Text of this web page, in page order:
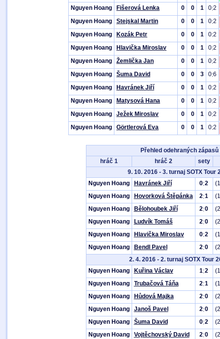
Nguyen Hoang
Fišerová Lenka 0 0 1 0:2
Nguyen Hoang
Stejskal Martin 0 0 1 0:2
Nguyen Hoang
Kozák Petr 0 0 1 0:2
Nguyen Hoang
Hlavička Miroslav 0 0 1 0:2
Nguyen Hoang
Žemlička Jan 0 0 1 0:2
Nguyen Hoang
Šuma David 0 0 3 0:6
Nguyen Hoang
Havránek Jiří 0 0 1 0:2
Nguyen Hoang
Matysová Hana 0 0 1 0:2
Nguyen Hoang
Ježek Miroslav 0 0 1 0:2
Nguyen Hoang
Görtlerová Eva 0 0 1 0:2
Přehled odehraných zápasů
hráč 1
hráč 2
sety
9. 10. 2016 - 3. turnaj SOTX Tour
Nguyen Hoang
Havránek Jiří 0:2
Nguyen Hoang
Hovorková Štěpánka 2:1
Nguyen Hoang
Bělohoubek Jiří 2:0
Nguyen Hoang
Ludvík Tomáš 2:0
Nguyen Hoang
Hlavička Miroslav 0:2
Nguyen Hoang
Bendl Pavel 2:0
2. 4. 2016 - 2. turnaj SOTX Tour
Nguyen Hoang
Kuřina Václav 1:2
Nguyen Hoang
Trubačová Táňa 2:1
Nguyen Hoang
Hůdová Majka 2:0
Nguyen Hoang
Janoš Pavel 2:0
Nguyen Hoang
Šuma David 0:2
Nguyen Hoang
Vojtěchovský David 2:0